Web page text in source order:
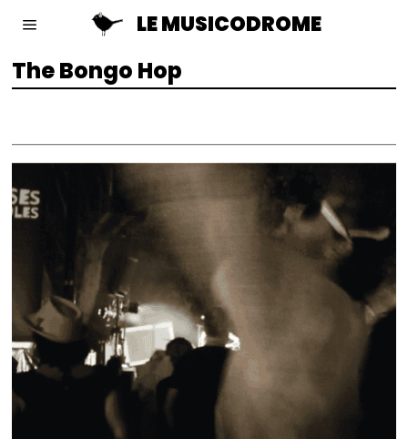
LE MUSICODROME
The Bongo Hop